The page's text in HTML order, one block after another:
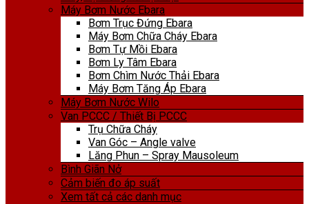
Máy Bơm Nước Ebara
Bơm Trục Đứng Ebara
Máy Bơm Chữa Cháy Ebara
Bơm Tự Mồi Ebara
Bơm Ly Tâm Ebara
Bơm Chìm Nước Thải Ebara
Máy Bơm Tăng Áp Ebara
Máy Bơm Nước Wilo
Van PCCC / Thiết Bị PCCC
Trụ Chữa Cháy
Van Góc – Angle valve
Lăng Phun – Spray Mausoleum
Bình Giãn Nở
Cảm biến đo áp suất
Xem tất cả các danh mục